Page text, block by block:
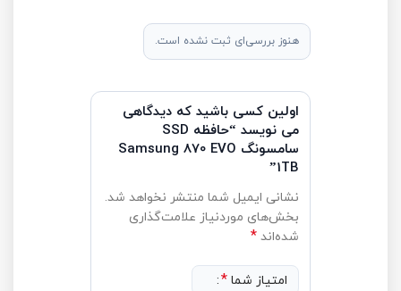
هنوز بررسی‌ای ثبت نشده است.
اولین کسی باشید که دیدگاهی
می نویسد “حافظه SSD
سامسونگ Samsung 870 EVO
1TB”
نشانی ایمیل شما منتشر نخواهد شد.
بخش‌های موردنیاز علامت‌گذاری
شده‌اند *
امتیاز شما *